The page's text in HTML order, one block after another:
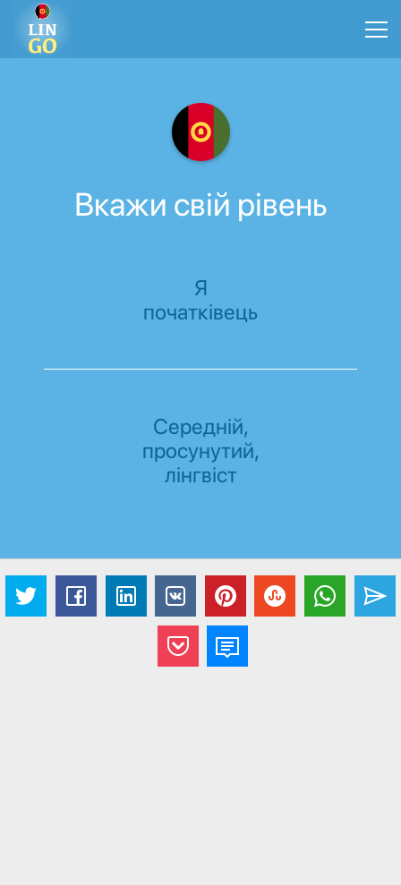
Вкажи свій рівень
Я
початківець
Середній,
просунутий,
лінгвіст